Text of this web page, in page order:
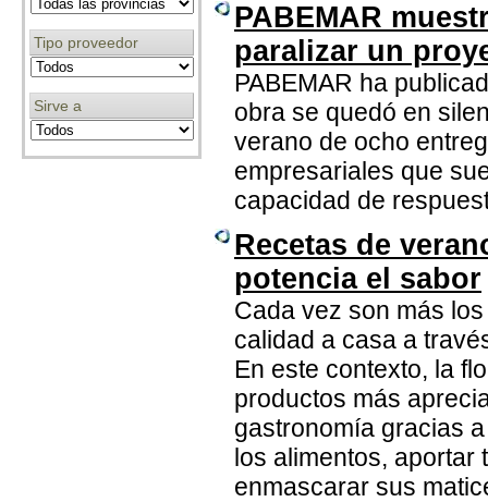
Tipo proveedor
Sirve a
PABEMAR
paralizar un
PABEMAR ha
obra se quedó en
verano de ocho
empresariales que
capacidad de
Recetas de
potencia el sabor
Cada vez son más
calidad a casa a
En este contexto, la
productos más
gastronomía gracias
los alimentos, aportar
enmascarar sus